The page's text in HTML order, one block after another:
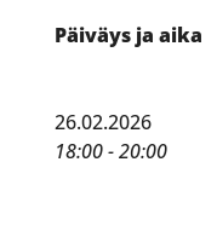
Päiväys ja aika
26.02.2026
18:00 - 20:00